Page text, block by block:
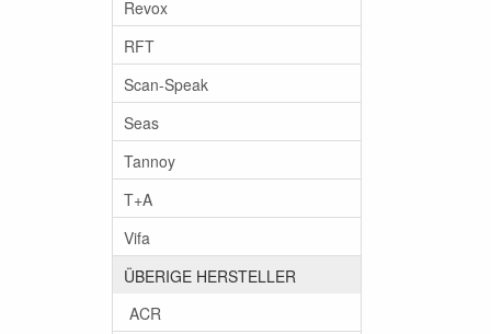
Revox
RFT
Scan-Speak
Seas
Tannoy
T+A
Vifa
ÜBERIGE HERSTELLER
ACR